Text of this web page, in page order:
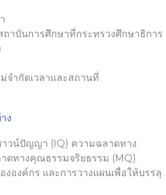
าบันการศึกษาที่กระทรวงศึกษาธิการ
จำกัดเวลาและสถานที่
ง
วน์ปัญญา (IQ) ความฉลาดทาง
ดทางคุณธรรมจริยธรรม (MQ)
องค์กร และการวางแผนเพื่อให้บรรลุ